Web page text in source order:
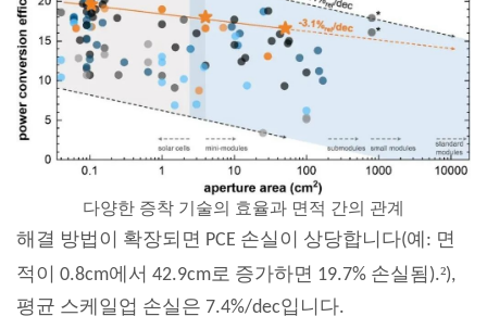
다양한 증착 기술의 효율과 면적 간의 관계
해결 방법이 확장되면 PCE 손실이 상당합니다(예: 면
적이 0.8cm에서 42.9cm로 증가하면 19.7% 손실됨).²),
평균 스케일업 손실은 7.4%/dec입니다.